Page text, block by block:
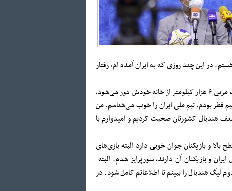
در این چند روزی که به ایران آمده ام، رفتار
وی درخصوص تصمیمش برای سرمربیگری تیم ملی هندبال کشورمان افزود: وقتی یک مربی ۶ هزار کیلومتر از خانه خودش دور می‌شود،
موردنظر را دیده است. با اطمینان می‌گویم از سال ۲۰۱۳ که در تیم قطر بودم، تیم ملی ایران را خوب می‌شناسم. من
هندبال کشورتان صحبت کردیم و امیدوارم با
بالا و بازیکنان جوان خوبی دارد البته بازی‌های
و بازیکنان آن دارند، سورپرایز شدم. البته
لیگ هندبال را ببینم تا اطلاعاتم کامل شود. در